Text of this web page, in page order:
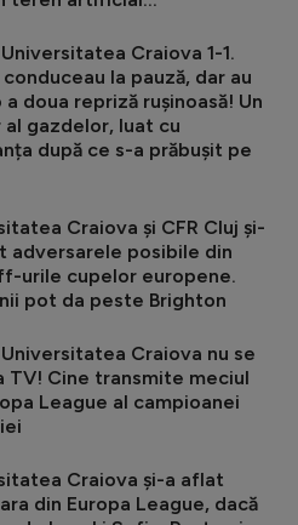
Universitatea Craiova 1-1.
la pauză, dar au
doua repriză rușinoasă! Un
al gazdelor, luat cu
după ce s-a prăbușit pe
Craiova și CFR Cluj și-
adversarele posibile din
urile cupelor europene.
pot da peste Brighton
Universitatea Craiova nu se
TV! Cine transmite meciul
League al campioanei
Craiova și-a aflat
din Europa League, dacă